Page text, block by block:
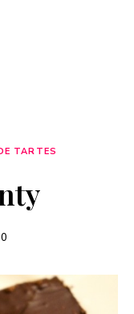
TARTES